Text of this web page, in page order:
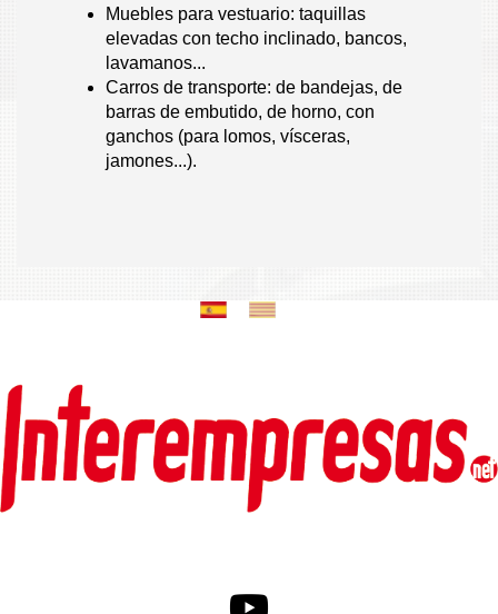
Muebles para vestuario: taquillas
elevadas con techo inclinado, bancos,
lavamanos...
Carros de transporte: de bandejas, de
barras de embutido, de horno, con
ganchos (para lomos, vísceras,
jamones...).